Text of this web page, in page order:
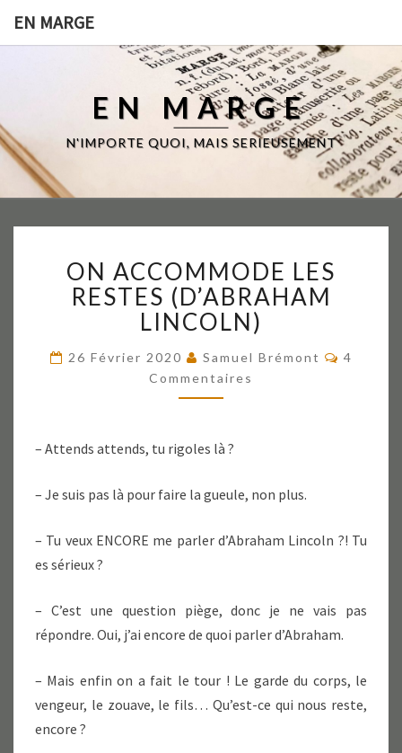
EN MARGE
EN MARGE
N'IMPORTE QUOI, MAIS SERIEUSEMENT
ACCOMMODE
LES
RESTES
(D’ABRAHAM
LINCOLN)
ON ACCOMMODE LES
RESTES (D’ABRAHAM
LINCOLN)
26 Février 2020 Samuel Brémont
4
Commentaires
– Attends attends, tu rigoles là ?
– Je suis pas là pour faire la gueule, non plus.
– Tu veux ENCORE me parler d’Abraham Lincoln ?! Tu
es sérieux ?
– C’est une question piège, donc je ne vais pas
répondre. Oui, j’ai encore de quoi parler d’Abraham.
– Mais enfin on a fait le tour ! Le garde du corps, le
vengeur, le zouave, le fils… Qu’est-ce qui nous reste,
encore ?